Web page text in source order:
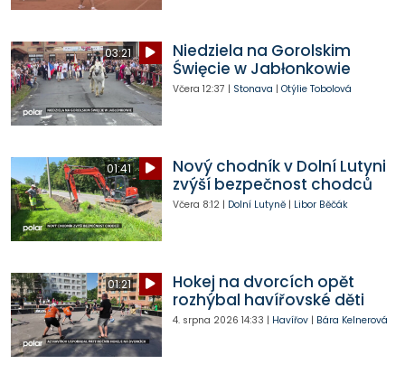
03:21
Niedziela na Gorolskim
Święcie w Jabłonkowie
Včera 12:37 | Stonava | Otýlie Tobolová
01:41
Nový chodník v Dolní Lutyni
zvýší bezpečnost chodců
Včera 8:12| Dolní Lutyně| Libor Běčák
01:21
Hokej na dvorcích opět
rozhýbal havířovské děti
4. srpna 2026 14:33 | Havířov| Bára Kelnerová